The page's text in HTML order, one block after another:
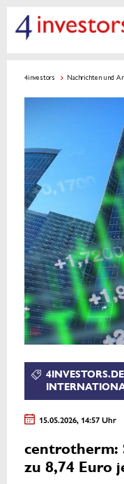
4investors Nachrichten und
15.05.2026, 14:57 Uhr
centrotherm:
zu 8,74 Euro